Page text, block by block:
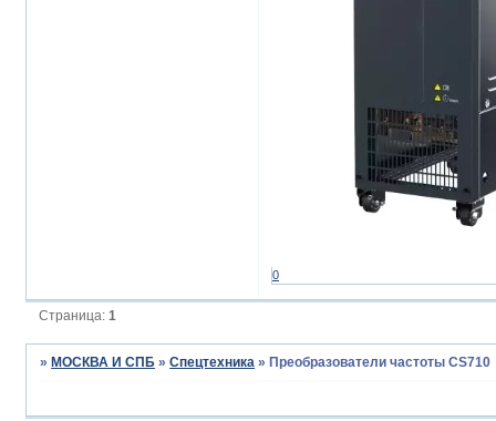
0
Страница:1
» МОСКВА И СПБ »Спецтехника » Преобразователи частоты CS710